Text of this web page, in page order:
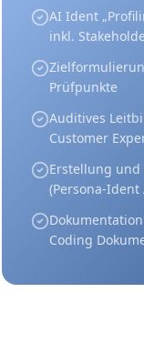
AI Ident
inkl.
Prüfpunkte
Auditives
Customer
Erstellung und
(Persona-Ident
Coding